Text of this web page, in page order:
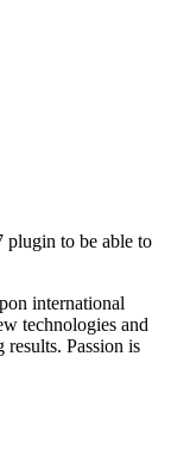
plugin to be able to
international
technologies and
results. Passion is